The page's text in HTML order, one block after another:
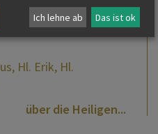
Hl. Erik, Hl.
über die Heiligen
Ich lehne ab Das ist ok